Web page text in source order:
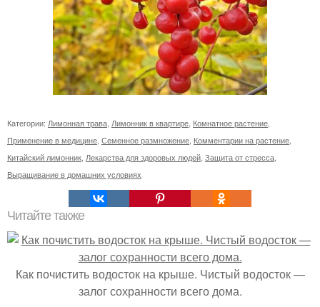
Категории: Лимонная трава Лимонник в квартире Комнатное растение
Применение в медицине Семенное размножение Комментарии на растение
Китайский лимонник Лекарства для здоровых людей Защита от стресса
Выращивание в домашних условиях
Читайте также
Как почистить водосток на крыше. Чистый водосток —
залог сохранности всего дома.